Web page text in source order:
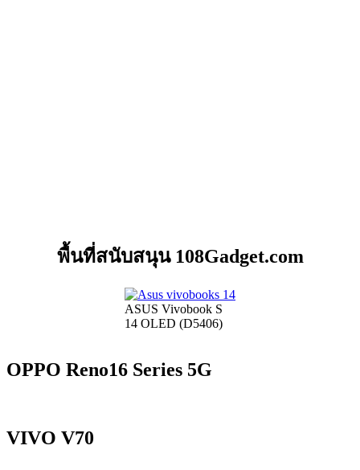
พื้นที่สนับสนุน 108Gadget.com
ASUS Vivobook S
14 OLED (D5406)
OPPO Reno16 Series 5G
VIVO V70